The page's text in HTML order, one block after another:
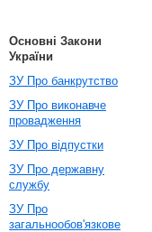
Основні Закони
України
ЗУ Про банкрутство
ЗУ Про виконавче
провадження
ЗУ Про відпустки
ЗУ Про державну
службу
ЗУ Про
загальнообов'язкове